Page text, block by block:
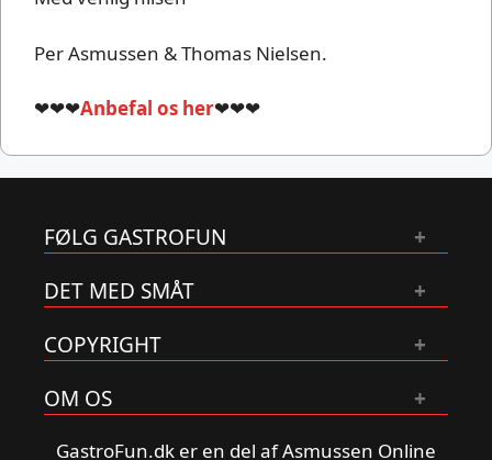
Per Asmussen & Thomas Nielsen.
❤❤❤Anbefal os her❤❤❤
FØLG GASTROFUN
DET MED SMÅT
COPYRIGHT
OM OS
GastroFun.dk er en del af Asmussen Online